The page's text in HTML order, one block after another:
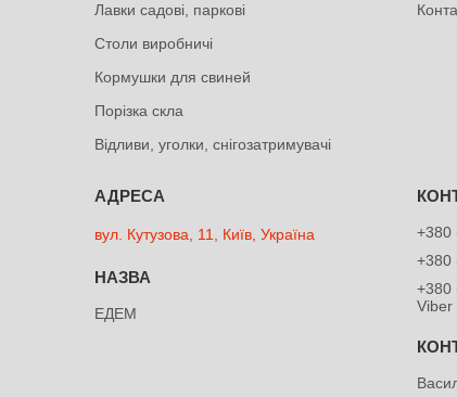
Лавки садові, паркові
Столи виробничі
Кормушки для свиней
Порізка скла
Відливи, уголки, снігозатримувачі
вул. Кутузова, 11, Київ, Україна
ЕДЕМ
+380
+380
+380
Viber